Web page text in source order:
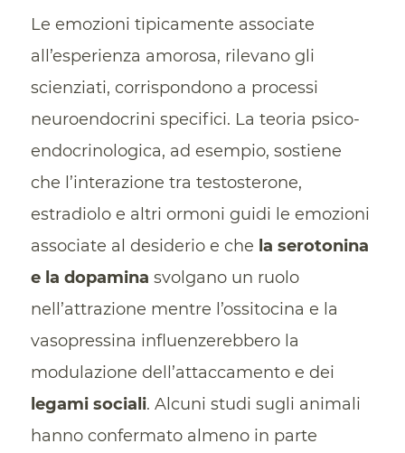
Le emozioni tipicamente associate
all’esperienza amorosa, rilevano gli
scienziati, corrispondono a processi
neuroendocrini specifici. La teoria psico-
endocrinologica, ad esempio, sostiene
che l’interazione tra testosterone,
estradiolo e altri ormoni guidi le emozioni
associate al desiderio e che la serotonina
e la dopamina svolgano un ruolo
nell’attrazione mentre l’ossitocina e la
vasopressina influenzerebbero la
modulazione dell’attaccamento e dei
legami sociali. Alcuni studi sugli animali
hanno confermato almeno in parte